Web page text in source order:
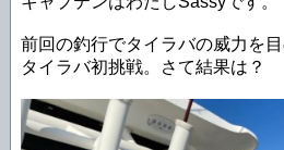
前回の釣行でタイラバの威力を
タイラバ初挑戦。さて結果は？